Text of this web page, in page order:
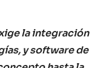
la integración
y software de